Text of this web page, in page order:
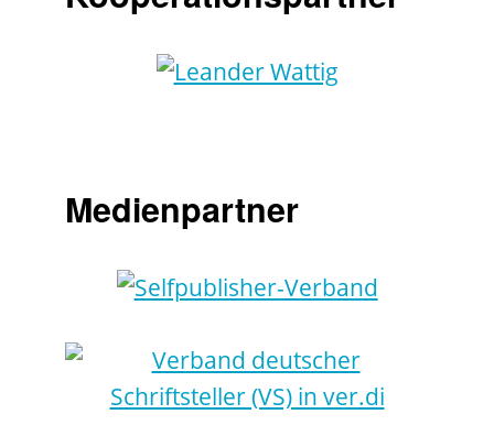
Medienpartner